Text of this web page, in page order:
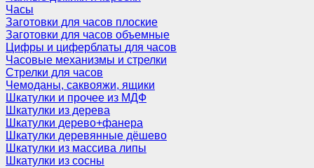
Часы
Заготовки для часов плоские
Заготовки для часов объемные
Цифры и циферблаты для часов
Часовые механизмы и стрелки
Стрелки для часов
Чемоданы, саквояжи, ящики
Шкатулки и прочее из МДФ
Шкатулки из дерева
Шкатулки дерево+фанера
Шкатулки деревянные дёшево
Шкатулки из массива липы
Шкатулки из сосны